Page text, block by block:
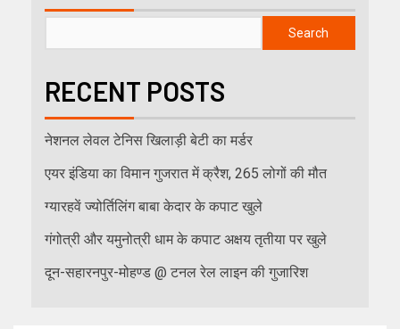
Search
RECENT POSTS
नेशनल लेवल टेनिस खिलाड़ी बेटी का मर्डर
एयर इंडिया का विमान गुजरात में क्रैश, 265 लोगों की मौत
ग्यारहवें ज्योर्तिलिंग बाबा केदार के कपाट खुले
गंगोत्री और यमुनोत्री धाम के कपाट अक्षय तृतीया पर खुले
दून-सहारनपुर-मोहण्ड @ टनल रेल लाइन की गुजारिश